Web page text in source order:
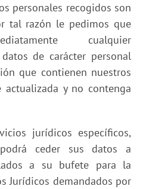
personales recogidos son
tal razón le pedimos que
cualquier
de carácter personal
que contienen nuestros
actualizada y no contenga
jurídicos específicos,
ceder sus datos a
a su bufete para la
Jurídicos demandados por